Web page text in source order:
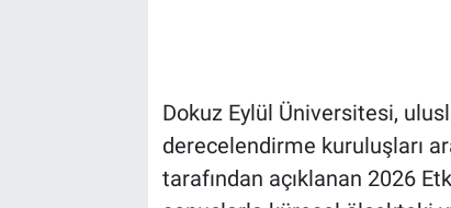
Dokuz Eylül Üniversitesi,
derecelendirme kuruluşları
tarafından açıklanan 2026